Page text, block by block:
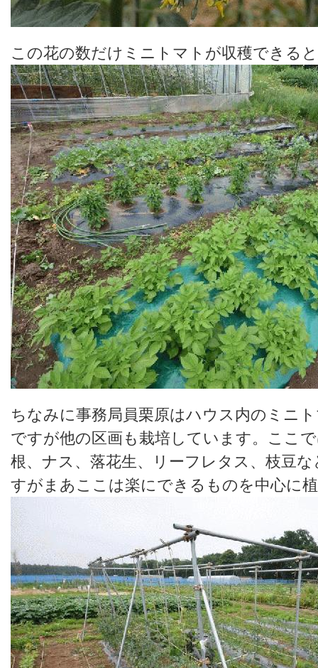
この花の数だけミニトマトが収穫できる
ちなみに事務局員栗原はハウス内のミニ
ですが他の区画も栽培しています。ここ
根、ナス、落花生、リーフレタス、枝豆
すがまあここは楽にできるものを中心に